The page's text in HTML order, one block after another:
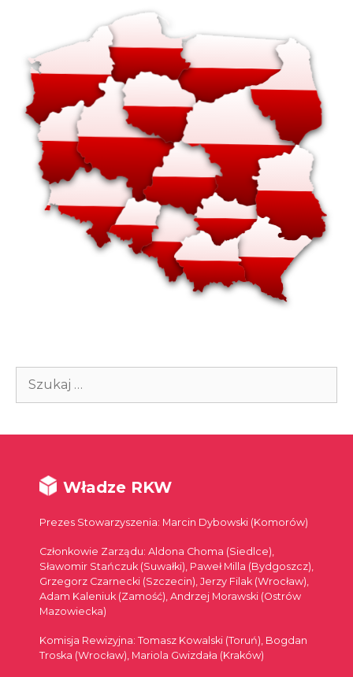
Szukaj:
Władze RKW
Prezes Stowarzyszenia: Marcin Dybowski (Komorów)
Członkowie Zarządu: Aldona Choma (Siedlce),
Sławomir Stańczuk (Suwałki), Paweł Milla (Bydgoszcz),
Grzegorz Czarnecki (Szczecin), Jerzy Filak (Wrocław),
Adam Kaleniuk (Zamość), Andrzej Morawski (Ostrów
Mazowiecka)
Komisja Rewizyjna: Tomasz Kowalski (Toruń), Bogdan
Troska (Wrocław), Mariola Gwizdała (Kraków)